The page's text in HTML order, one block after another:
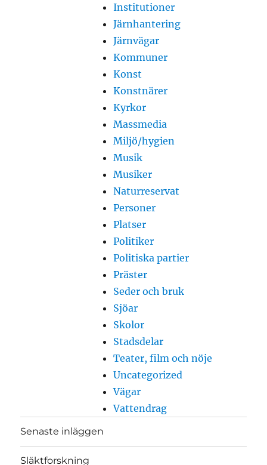
Institutioner
Järnhantering
Järnvägar
Kommuner
Konst
Konstnärer
Kyrkor
Massmedia
Miljö/hygien
Musik
Musiker
Naturreservat
Personer
Platser
Politiker
Politiska partier
Präster
Seder och bruk
Sjöar
Skolor
Stadsdelar
Teater, film och nöje
Uncategorized
Vägar
Vattendrag
Senaste inläggen
Släktforskning